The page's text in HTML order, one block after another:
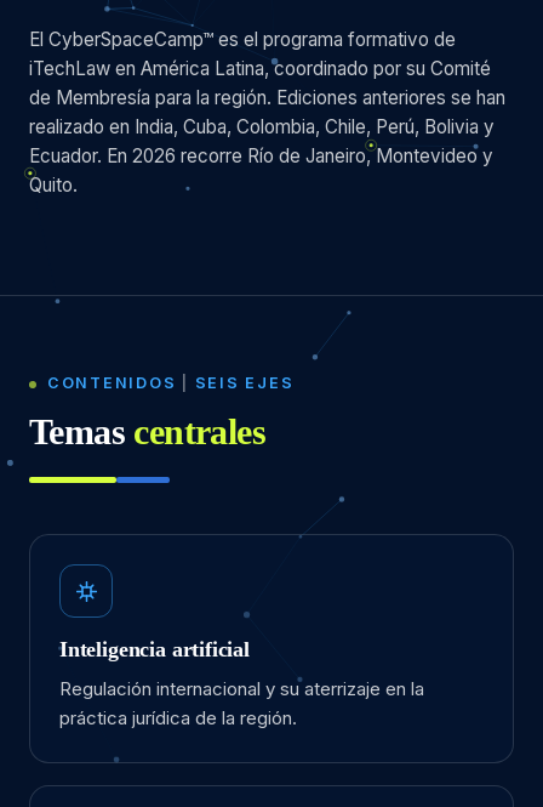
El CyberSpaceCamp™ es el programa formativo de
iTechLaw en América Latina, coordinado por su Comité
de Membresía para la región. Ediciones anteriores se han
realizado en India, Cuba, Colombia, Chile, Perú, Bolivia y
Ecuador. En 2026 recorre Río de Janeiro, Montevideo y
Quito.
CONTENIDOS SEIS EJES
Temas centrales
Inteligencia artificial
Regulación internacional y su aterrizaje en la
práctica jurídica de la región.